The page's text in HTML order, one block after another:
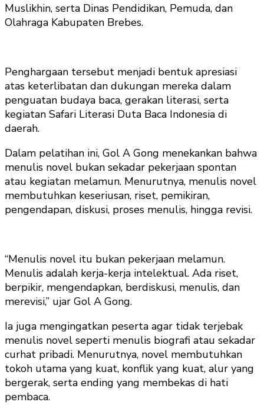
Muslikhin, serta Dinas Pendidikan, Pemuda, dan
Olahraga Kabupaten Brebes.
Penghargaan tersebut menjadi bentuk apresiasi
atas keterlibatan dan dukungan mereka dalam
penguatan budaya baca, gerakan literasi, serta
kegiatan Safari Literasi Duta Baca Indonesia di
daerah.
Dalam pelatihan ini, Gol A Gong menekankan bahwa
menulis novel bukan sekadar pekerjaan spontan
atau kegiatan melamun. Menurutnya, menulis novel
membutuhkan keseriusan, riset, pemikiran,
pengendapan, diskusi, proses menulis, hingga revisi.
“Menulis novel itu bukan pekerjaan melamun.
Menulis adalah kerja-kerja intelektual. Ada riset,
berpikir, mengendapkan, berdiskusi, menulis, dan
merevisi,” ujar Gol A Gong.
Ia juga mengingatkan peserta agar tidak terjebak
menulis novel seperti menulis biografi atau sekadar
curhat pribadi. Menurutnya, novel membutuhkan
tokoh utama yang kuat, konflik yang kuat, alur yang
bergerak, serta ending yang membekas di hati
pembaca.